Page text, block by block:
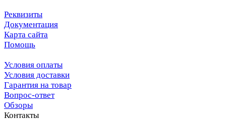
Реквизиты
Документация
Карта сайта
Помощь
Условия оплаты
Условия доставки
Гарантия на товар
Вопрос-ответ
Обзоры
Контакты